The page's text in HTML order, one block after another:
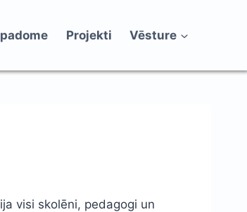
Projekti Vēsture
visi skolēni, pedagogi un